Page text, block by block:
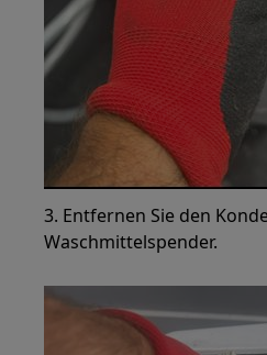
3. Entfernen Sie den
Waschmittelspender.